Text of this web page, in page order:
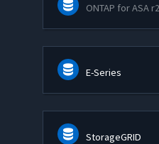
ONTAP for ASA r2
E-Series
StorageGRID